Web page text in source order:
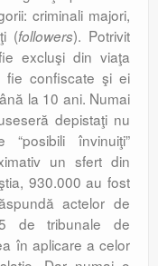
criminali majori,
(followers). Potrivit
excluşi din viaţa
fie confiscate şi ei
la 10 ani. Numai
depistaţi nu
învinuiţi”
un sfert din
930.000 au fost
actelor de
de tribunale de
în aplicare a celor